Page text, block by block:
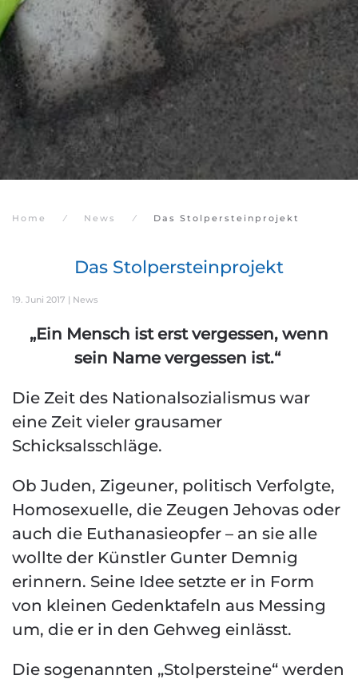
Home News Das Stolpersteinprojekt
Das Stolpersteinprojekt
19. Juni 2017 | News
„Ein Mensch ist erst vergessen, wenn
sein Name vergessen ist.“
Die Zeit des Nationalsozialismus war
eine Zeit vieler grausamer
Schicksalsschläge.
Ob Juden, Zigeuner, politisch Verfolgte,
Homosexuelle, die Zeugen Jehovas oder
auch die Euthanasieopfer – an sie alle
wollte der Künstler Gunter Demnig
erinnern. Seine Idee setzte er in Form
von kleinen Gedenktafeln aus Messing
um, die er in den Gehweg einlässt.
Die sogenannten „Stolpersteine“ werden